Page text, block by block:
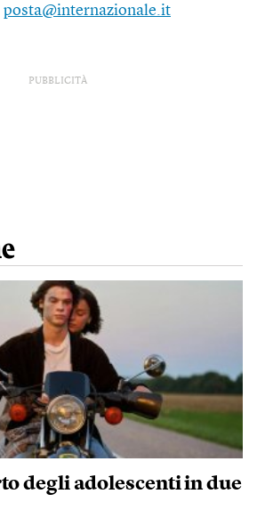
posta@internazionale.it
PUBBLICITÀ
degli adolescenti in due